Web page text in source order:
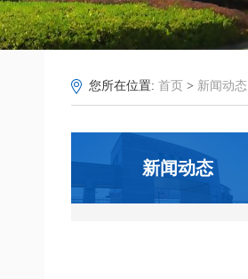
您所在位置: 首页 > 新闻动态
新闻动态